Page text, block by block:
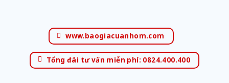
www.baogiacuanhom.com
Tổng đài tư vấn miễn phí: 0824.400.400